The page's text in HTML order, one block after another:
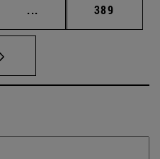
... Páginas intermedias
Página
389